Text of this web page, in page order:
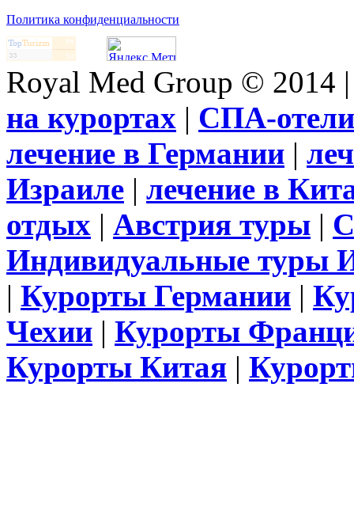
Политика конфиденциальности
Royal Med Group © 2014
на курортах | СПА-отели
лечение в Германии |
Израиле | лечение в
отдых | Австрия туры |
Индивидуальные туры
| Курорты Германии |
Чехии | Курорты
Курорты Китая |